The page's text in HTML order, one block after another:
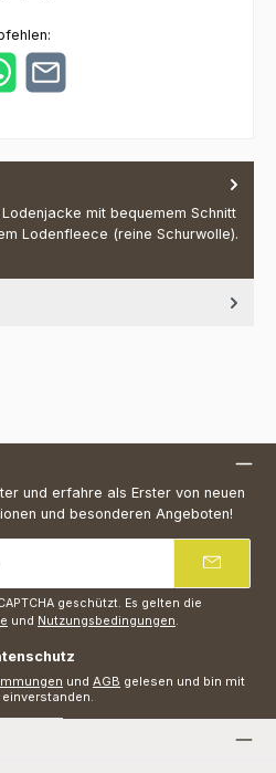
mit bequemem Schnitt
Lodenfleece (reine Schurwolle).
und erfahre als Erster von neuen
und besonderen Angeboten!
geschützt. Es gelten die
und Nutzungsbedingungen.
und AGB gelesen und bin mit